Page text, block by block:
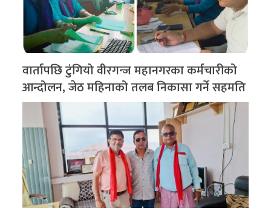
वार्तापछि टुंगियो वीरगन्ज महानगरका कर्मचारीको
आन्दोलन, जेठ महिनाको तलब निकासा गर्ने सहमति